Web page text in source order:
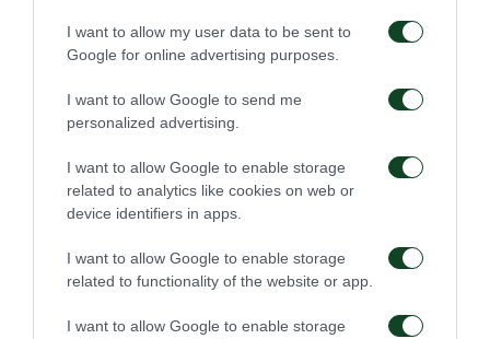
I want to allow my user data to be sent to
Google for online advertising purposes.
I want to allow Google to send me
personalized advertising.
I want to allow Google to enable storage
related to analytics like cookies on web or
device identifiers in apps.
I want to allow Google to enable storage
related to functionality of the website or app.
I want to allow Google to enable storage
Χριστοδουλόπουλος, Μαρίνος (35’ Δημούτσος),
Σπυρόπουλος.
ΑΓΩΝΙΣΤΙΚΑ